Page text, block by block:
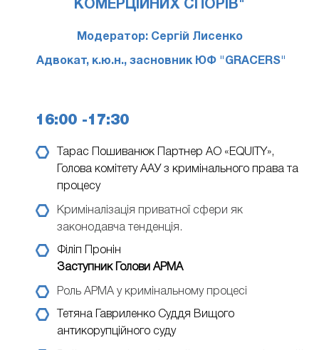
КОМЕРЦІЙНИХ СПОРІВ"
Модератор: Сергій Лисенко
Адвокат, к.ю.н., засновник ЮФ "GRACERS"
16:00 -17:30
Тарас Пошиванюк Партнер АО «EQUITY»,
Голова комітету ААУ з кримінального права та
процесу
Криміналізація приватної сфери як
законодавча тенденція.
Філіп Пронін
Заступник Голови АРМА
Роль АРМА у кримінальному процесі
Тетяна Гавриленко Суддя Вищого
антикорупційного суду